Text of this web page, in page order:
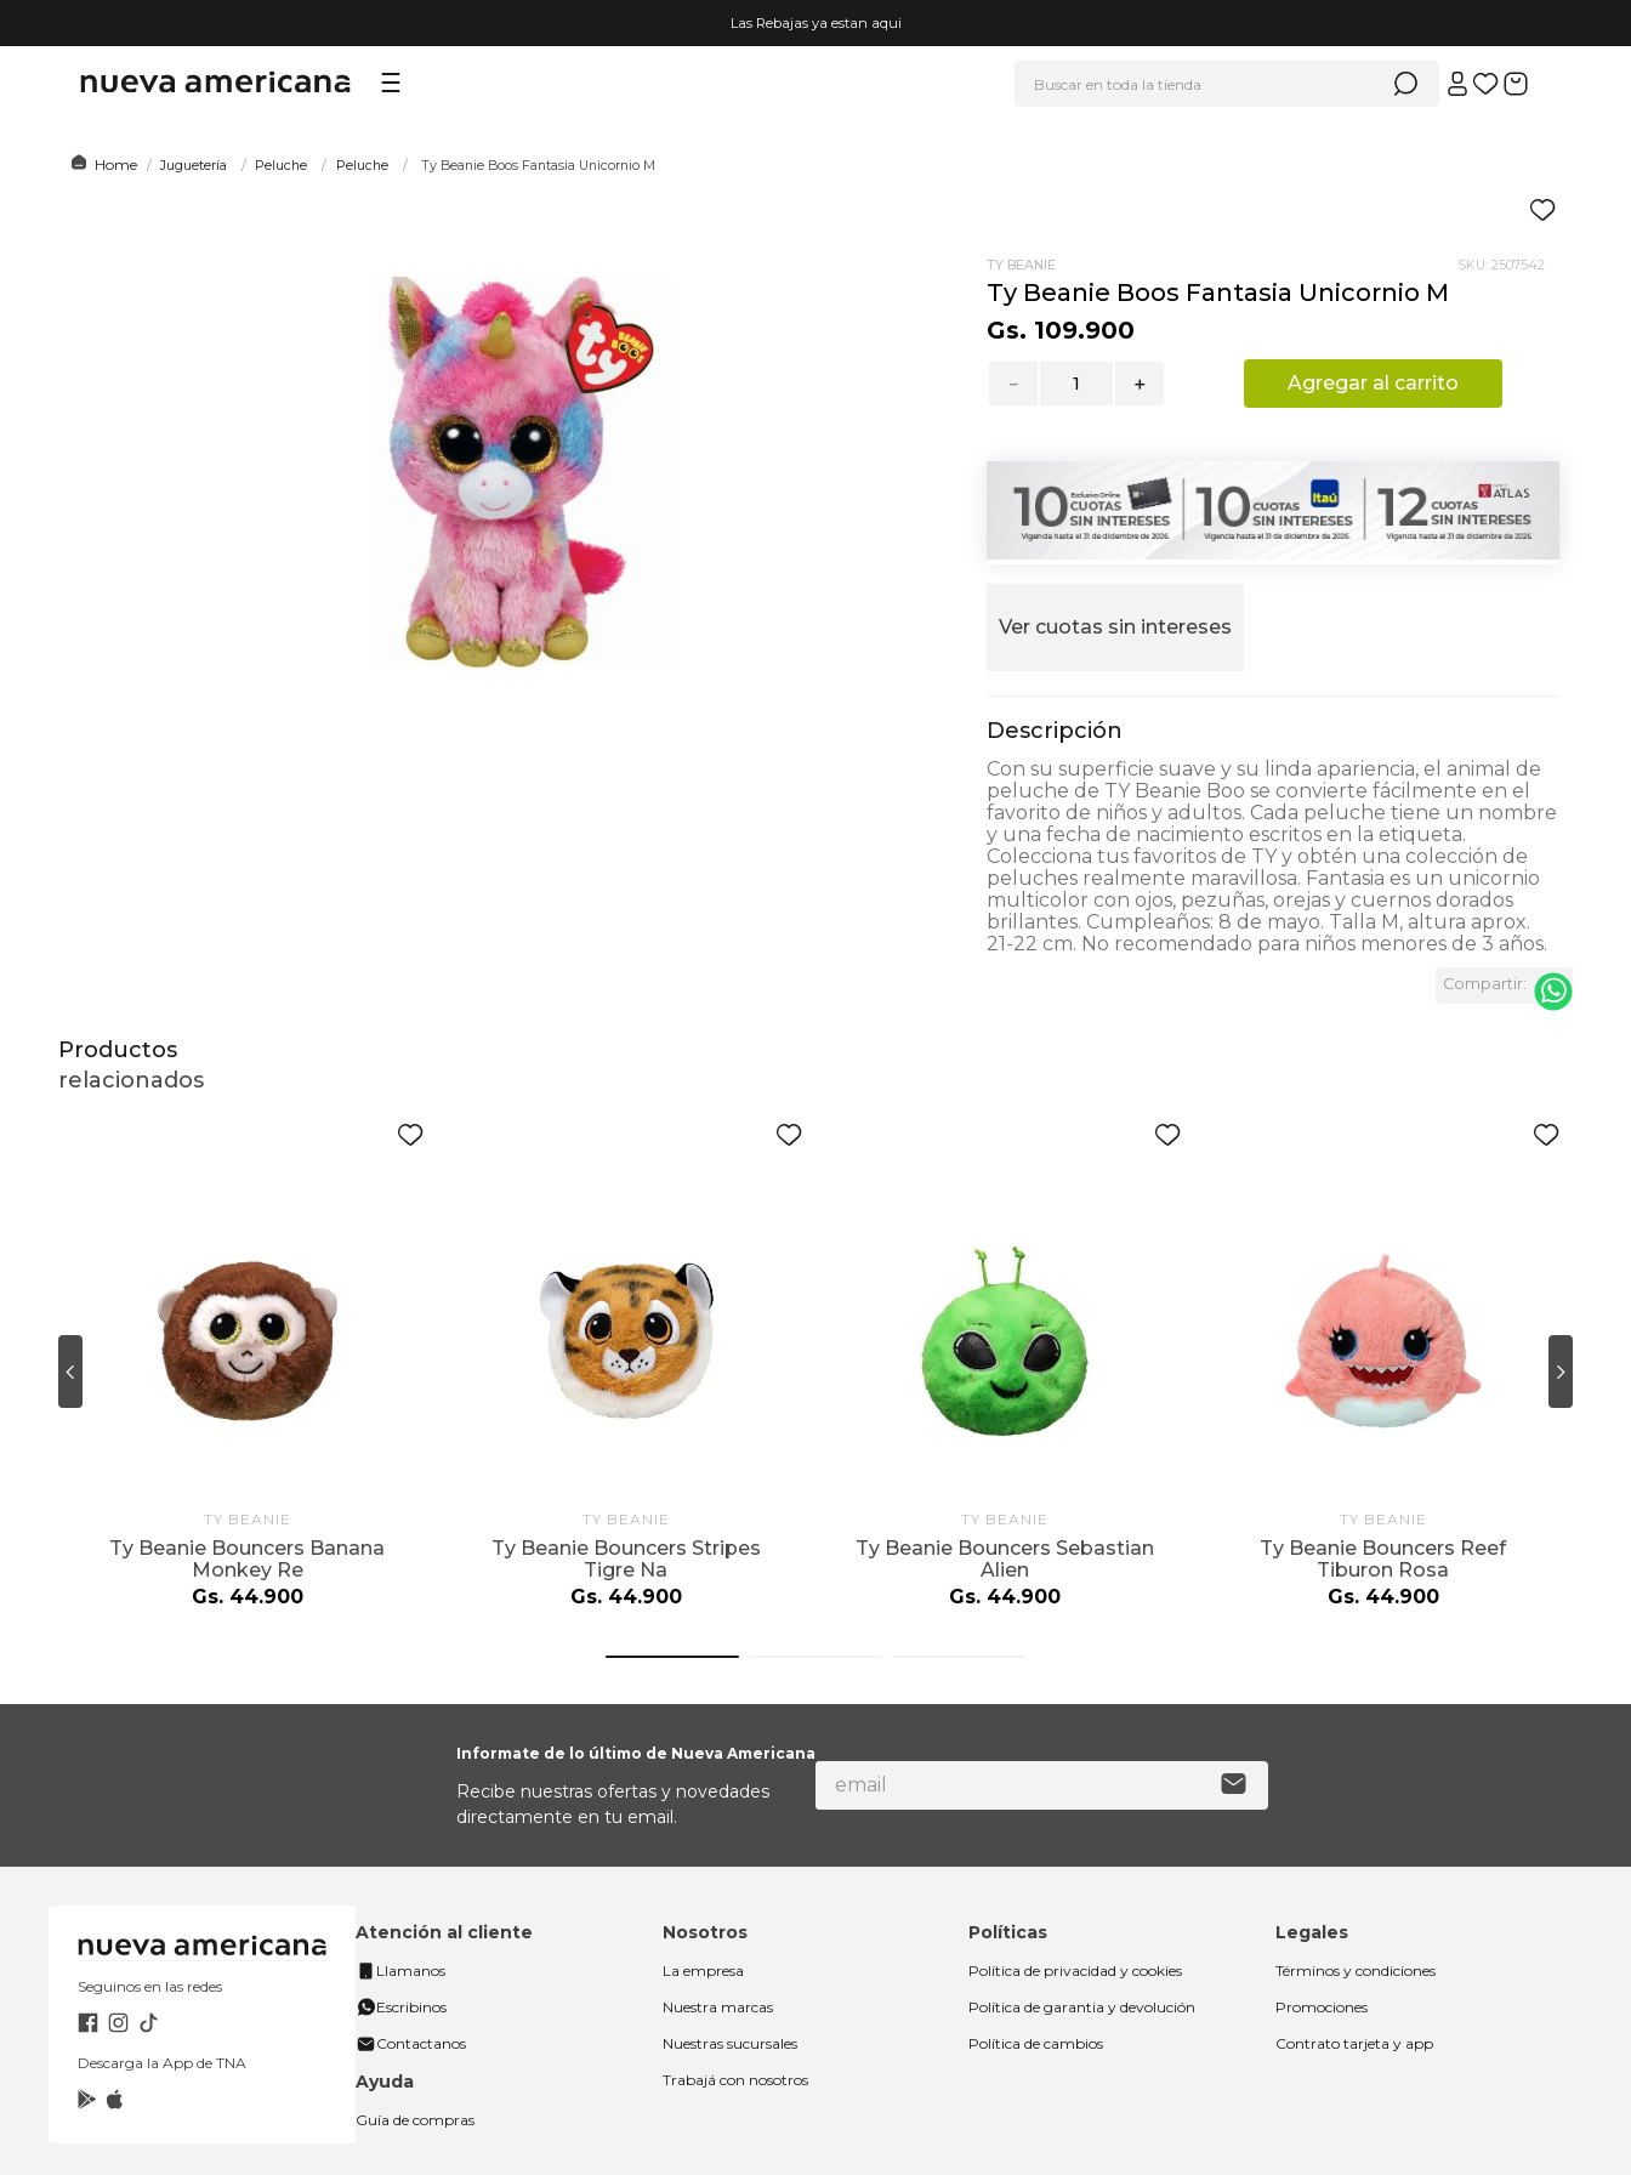
Las Rebajas ya estan aqui
4.
lego
5.
cafetera
6.
hot wheels
7.
organizador
8
hydrate
9.
almohada
10. toalla
Juguetería Peluche Peluche Ty Beanie Boos Fantasia Unicornio M
TY BEANIE SKU: 2507542
Ty Beanie Boos Fantasia Unicornio M
Gs. 109.900
＋
－ Agregar al carrito
Ver cuotas sin intereses
Con su superficie suave y su linda apariencia, el animal de
peluche de TY Beanie Boo se convierte fácilmente en el
favorito de niños y adultos. Cada peluche tiene un nombre
y una fecha de nacimiento escritos en la etiqueta.
Colecciona tus favoritos de TY y obtén una colección de
peluches realmente maravillosa. Fantasia es un unicornio
multicolor con ojos, pezuñas, orejas y cuernos dorados
brillantes. Cumpleaños: 8 de mayo. Talla M, altura aprox.
21-22 cm. No recomendado para niños menores de 3 años.
Productos
relacionados
TY BEANIE
Ty Beanie Bouncers Banana
Monkey Re
Gs. 44.900
TY BEANIE
Ty Beanie Bouncers Stripes
Tigre Na
Gs. 44.900
TY BEANIE
Ty Beanie Bouncers Sebastian
Alien
Gs. 44.900
TY BEANIE
Ty Beanie Bouncers Reef
Tiburon Rosa
Gs. 44.900
Informate de lo último de Nueva Americana
Recibe nuestras ofertas y novedades
directamente en tu email.
Seguinos en las redes
Descarga la App de TNA
Atención al cliente
Llamanos
Escribinos
Contactanos
Ayuda
Guía de compras
Nosotros
La empresa
Nuestra marcas
Nuestras sucursales
Trabajá con nosotros
Políticas
Política de privacidad y cookies
Política de garantia y devolución
Política de cambios
Legales
Términos y condiciones
Promociones
Contrato tarjeta y app